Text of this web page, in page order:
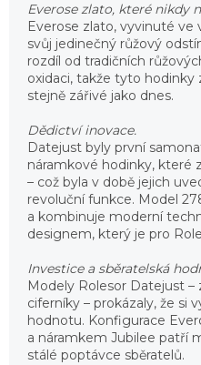
Everose zlato, které nikdy
Everose zlato, vyvinuté ve
svůj jedinečný růžový
rozdíl od tradičních
oxidaci, takže tyto
stejně zářivé jako dnes.
Dědictví inovace.
Datejust byly první
náramkové hodinky, které
– což byla v době jejich
revoluční funkce. Model
a kombinuje moderní
designem, který je pro
Investice a sběratelská
Modely Rolesor Datejust
ciferníky – prokázaly, že si
hodnotu. Konfigurace
a náramkem Jubilee patří
stálé poptávce sběratelů.